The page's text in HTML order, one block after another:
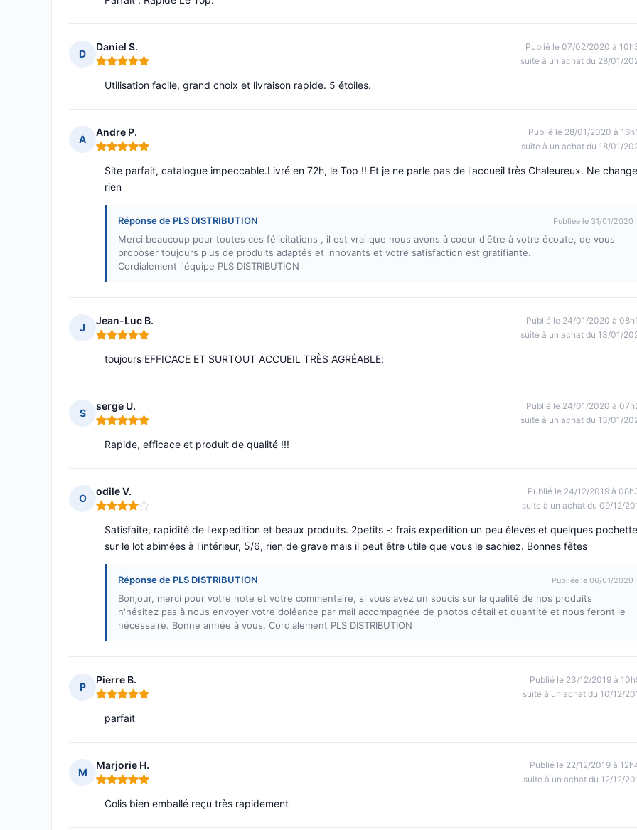
D
Daniel S.
Note : 5 sur 5
Publié le 07/02/2020 à
suite à un achat du 28/01/
Utilisation facile, grand choix et livraison rapide. 5 étoiles.
A
Andre P.
Note : 5 sur 5
Publié le 28/01/2020 à
suite à un achat du 18/01/
Site parfait, catalogue impeccable.Livré en 72h, le Top !! Et je ne parle pas de l'accueil très Chaleureux. Ne
rien
Réponse de PLS DISTRIBUTION Publiée le 31/01/2020
Merci beaucoup pour toutes ces félicitations , il est vrai que nous avons à coeur d'être à votre écoute, de vous
proposer toujours plus de produits adaptés et innovants et votre satisfaction est gratifiante.
Cordialement l'équipe PLS DISTRIBUTION
J
Jean-Luc B.
Note : 5 sur 5
Publié le 24/01/2020 à
suite à un achat du 13/01/
toujours EFFICACE ET SURTOUT ACCUEIL TRÈS AGRÉABLE;
S
serge U.
Note : 5 sur 5
Publié le 24/01/2020 à
suite à un achat du 13/01/
Rapide, efficace et produit de qualité !!!
O
odile V.
Note : 4 sur 5
Publié le 24/12/2019 à
suite à un achat du 09/12/
Satisfaite, rapidité de l'expedition et beaux produits. 2petits -: frais expedition un peu élevés et quelques
sur le lot abimées à l'intérieur, 5/6, rien de grave mais il peut être utile que vous le sachiez. Bonnes fêtes
Réponse de PLS DISTRIBUTION Publiée le 06/01/2020
Bonjour, merci pour votre note et votre commentaire, si vous avez un soucis sur la qualité de nos produits
n'hésitez pas à nous envoyer votre doléance par mail accompagnée de photos détail et quantité et nous feront le
nécessaire. Bonne année à vous. Cordialement PLS DISTRIBUTION
P
Pierre B.
Note : 5 sur 5
Publié le 23/12/2019 à
suite à un achat du 10/12/
parfait
M
Marjorie H.
Note : 5 sur 5
Publié le 22/12/2019 à
suite à un achat du 12/12/
Colis bien emballé reçu très rapidement